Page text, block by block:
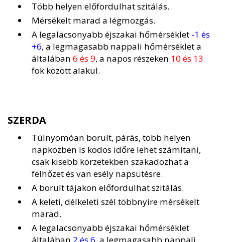
Több helyen előfordulhat szitálás.
Mérsékelt marad a légmozgás.
A legalacsonyabb éjszakai hőmérséklet -1 és
+6, a legmagasabb nappali hőmérséklet a
általában 6 és 9, a napos részeken 10 és 13
fok között alakul.
SZERDA
Túlnyomóan borult, párás, több helyen
napközben is ködös időre lehet számítani,
csak kisebb körzetekben szakadozhat a
felhőzet és van esély napsütésre.
A borult tájakon előfordulhat szitálás.
A keleti, délkeleti szél többnyire mérsékelt
marad.
A legalacsonyabb éjszakai hőmérséklet